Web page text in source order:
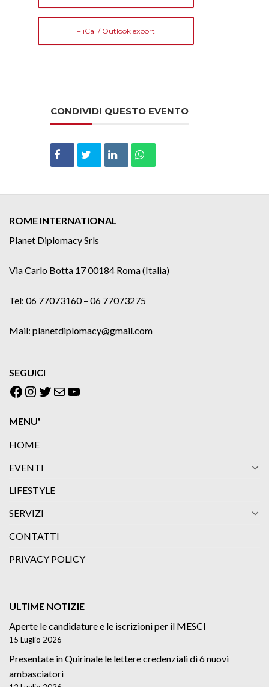
+ iCal / Outlook export
CONDIVIDI QUESTO EVENTO
ROME INTERNATIONAL
Planet Diplomacy Srls
Via Carlo Botta 17 00184 Roma (Italia)
Tel: 06 77073160 – 06 77073275
Mail: planetdiplomacy@gmail.com
SEGUICI
Facebook
Instagram
Twitter
EmailYouTube
MENU'
HOME
EVENTI
LIFESTYLE
SERVIZI
CONTATTI
PRIVACY POLICY
ULTIME NOTIZIE
Aperte le candidature e le iscrizioni per il MESCI
15 Luglio 2026
Presentate in Quirinale le lettere credenziali di 6 nuovi
ambasciatori